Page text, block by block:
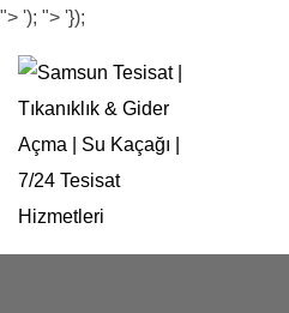
"> '); "> '});